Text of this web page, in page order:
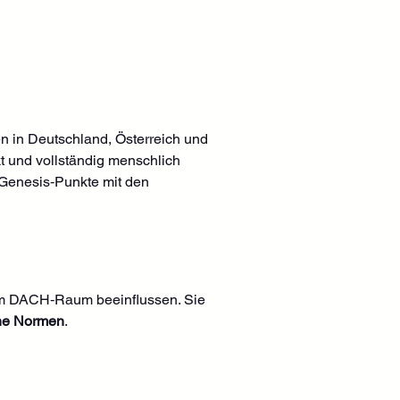
in Deutschland, Österreich und
und vollständig menschlich
mit den
DACH‑Raum beeinflussen. Sie
Normen.